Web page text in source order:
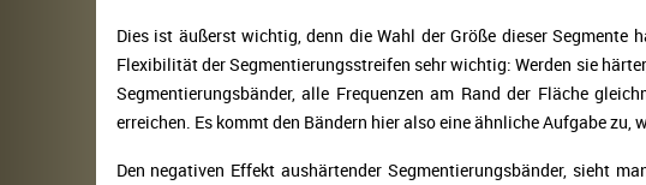
Dies ist äußerst wichtig, denn die Wahl der Größe dieser Segmente
Flexibilität der Segmentierungsstreifen sehr wichtig: Werden sie
Segmentierungsbänder, alle Frequenzen am Rand der Fläche
erreichen. Es kommt den Bändern hier also eine ähnliche Aufgabe zu,
Den negativen Effekt aushärtender Segmentierungsbänder, sieht